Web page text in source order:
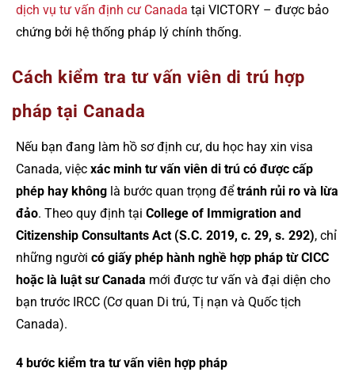
dịch vụ tư vấn định cư Canada tại VICTORY – được bảo
chứng bởi hệ thống pháp lý chính thống.
Cách kiểm tra tư vấn viên di trú hợp
pháp tại Canada
Nếu bạn đang làm hồ sơ định cư, du học hay xin visa
Canada, việc xác minh tư vấn viên di trú có được cấp
phép hay không là bước quan trọng để tránh rủi ro và lừa
đảo. Theo quy định tại College of Immigration and
Citizenship Consultants Act (S.C. 2019, c. 29, s. 292), chỉ
những người có giấy phép hành nghề hợp pháp từ CICC
hoặc là luật sư Canada mới được tư vấn và đại diện cho
bạn trước IRCC (Cơ quan Di trú, Tị nạn và Quốc tịch
Canada).
4 bước kiểm tra tư vấn viên hợp pháp